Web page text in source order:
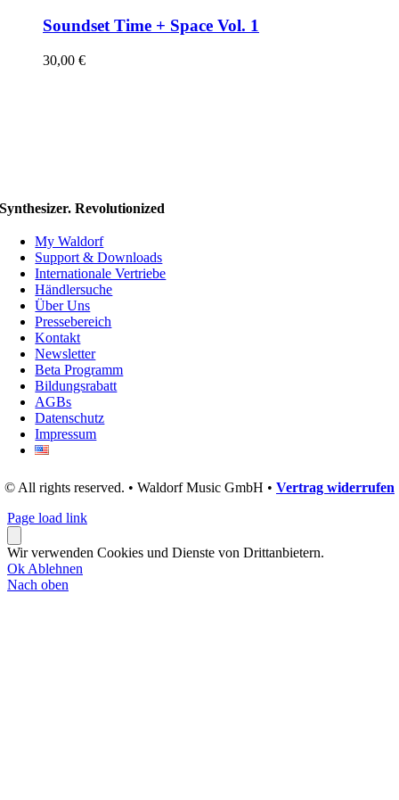
Soundset Time + Space Vol. 1
30,00 €
Synthesizer. Revolutionized
My Waldorf
Support & Downloads
Internationale Vertriebe
Händlersuche
Über Uns
Pressebereich
Kontakt
Newsletter
Beta Programm
Bildungsrabatt
AGBs
Datenschutz
Impressum
© All rights reserved. • Waldorf Music GmbH • Vertrag widerrufen
Page load link
Wir verwenden Cookies und Dienste von Drittanbietern.
Ok Ablehnen
Nach oben